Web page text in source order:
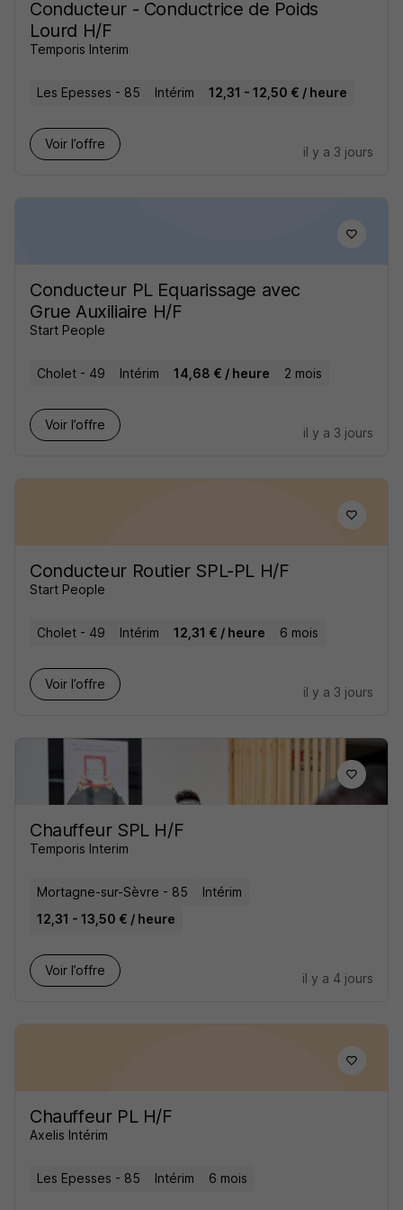
Conducteur - Conductrice de Poids
Lourd H/F
Temporis Interim
Les Epesses - 85 Intérim 12,31 - 12,50 € / heure
Voir l’offre
il y a 3 jours
Conducteur PL Equarissage avec
Grue Auxiliaire H/F
Start People
Cholet - 49 Intérim 14,68 € / heure 2 mois
Voir l’offre
il y a 3 jours
Conducteur Routier SPL-PL H/F
Start People
Cholet - 49 Intérim 12,31 € / heure 6 mois
Voir l’offre
il y a 3 jours
Chauffeur SPL H/F
Temporis Interim
Mortagne-sur-Sèvre - 85
Intérim
12,31 - 13,50 € / heure
Voir l’offre
il y a 4 jours
Chauffeur PL H/F
Axelis Intérim
Les Epesses - 85 Intérim 6 mois